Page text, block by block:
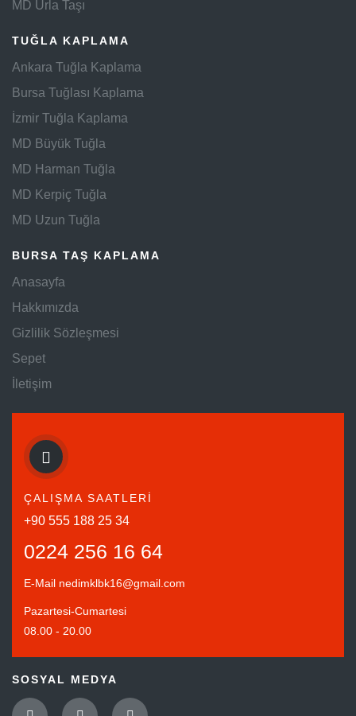
MD Urla Taşı
TUĞLA KAPLAMA
Ankara Tuğla Kaplama
Bursa Tuğlası Kaplama
İzmir Tuğla Kaplama
MD Büyük Tuğla
MD Harman Tuğla
MD Kerpiç Tuğla
MD Uzun Tuğla
BURSA TAŞ KAPLAMA
Anasayfa
Hakkımızda
Gizlilik Sözleşmesi
Sepet
İletişim
ÇALIŞMA SAATLERİ
+90 555 188 25 34
0224 256 16 64
E-Mail nedimklbk16@gmail.com
Pazartesi-Cumartesi
08.00 - 20.00
SOSYAL MEDYA